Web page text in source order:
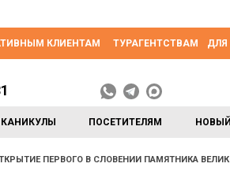
КЛИЕНТАМ ТУРАГЕНТСТВАМ ДЛЯ
ПОСЕТИТЕЛЯМ
ПЕРВОГО В СЛОВЕНИИ ПАМЯТНИКА